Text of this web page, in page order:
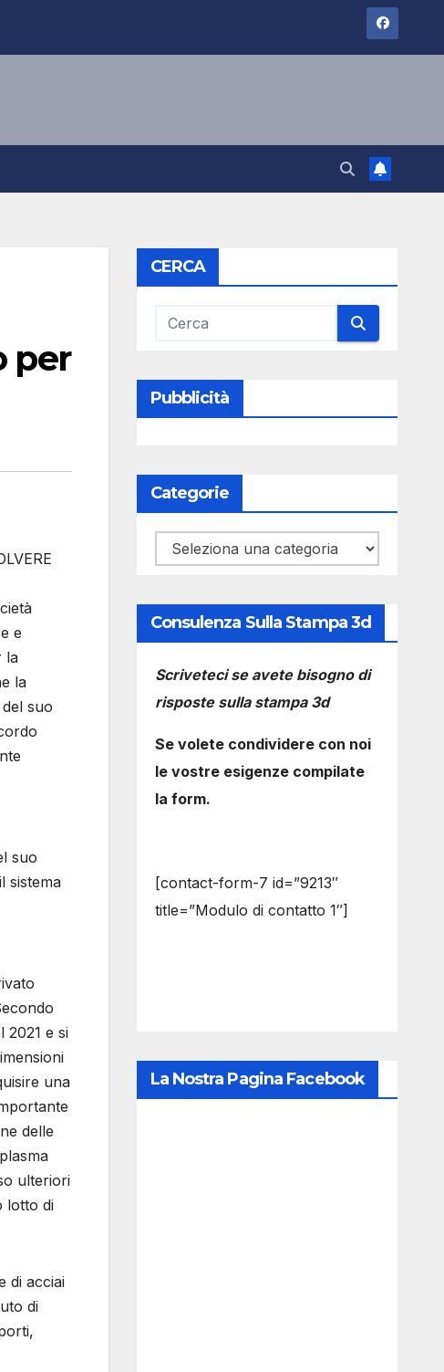
per
e
la
la
suo
suo
sistema
2021 e si
una
delle
ulteriori
lotto di
di acciai
di
CERCA
Pubblicità
Categorie
Categorie
Consulenza Sulla Stampa 3d
Scriveteci se avete bisogno di
risposte sulla stampa 3d
Se volete condividere con noi
le vostre esigenze compilate
la form.
[contact-form-7 id=”9213″
title=”Modulo di contatto 1″]
La Nostra Pagina Facebook